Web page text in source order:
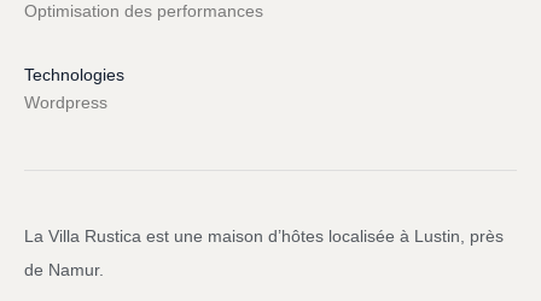
Optimisation des performances
Technologies
Wordpress
La Villa Rustica est une maison d’hôtes localisée à Lustin, près
de Namur.